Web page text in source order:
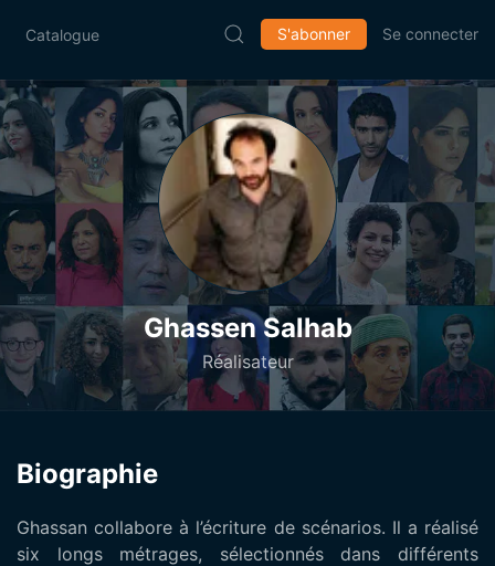
Catalogue S'abonner Se connecter
Ghassen Salhab
Réalisateur
Biographie
Ghassan collabore à l’écriture de scénarios. Il a réalisé
six longs métrages, sélectionnés dans différents